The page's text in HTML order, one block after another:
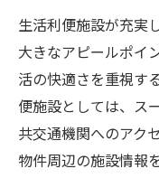
生活利便施設が充実
大きなアピールポイ
活の快適さを重視す
便施設としては、ス
共交通機関へのアク
物件周辺の施設情報